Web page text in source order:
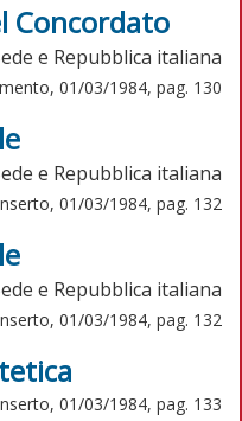
Concordato
e Repubblica italiana
01/03/1984, pag. 130
e Repubblica italiana
01/03/1984, pag. 132
e Repubblica italiana
01/03/1984, pag. 132
01/03/1984, pag. 133